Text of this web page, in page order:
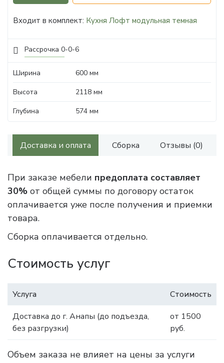
Рассрочка 0-0-6
Входит в комплект: Кухня Лофт модульная темная
Ширина
600 мм
Высота
2118 мм
Глубина
574 мм
Доставка и оплата Сборка Отзывы (0)
При заказе мебели предоплата составляет
30% от общей суммы по договору остаток
оплачивается уже после получения и приемки
товара.
Сборка оплачивается отдельно.
Стоимость услуг
Услуга
Стоимость
Доставка до г. Анапы (до подъезда,
без разгрузки)
от 1500
руб.
Объем заказа не влияет на цены за услуги